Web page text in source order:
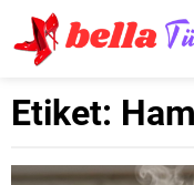
Etiket: